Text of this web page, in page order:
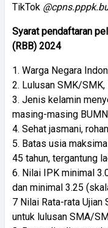
TikTok
Syarat pendaftaran
(RBB) 2024
1. Warga Negara
2. Lulusan SMK/
3. Jenis kelamin
masing-masing
4. Sehat jasmani,
5. Batas usia
45 tahun, tergantung
6. Nilai IPK minimal
dan minimal 3.25
7 Nilai Rata-rata
untuk lulusan SMA/